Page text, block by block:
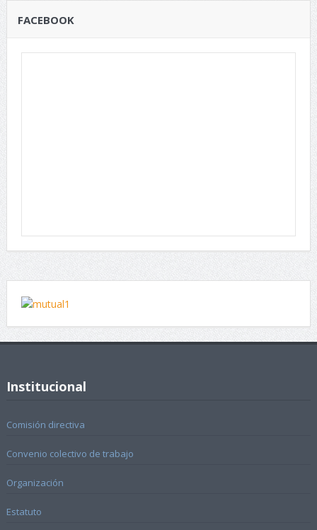
FACEBOOK
Institucional
Comisión directiva
Convenio colectivo de trabajo
Organización
Estatuto